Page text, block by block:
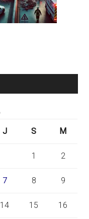
J S M
1 2
7 8 9
14 15 16